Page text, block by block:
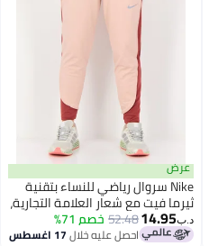
عرض
Nike سروال رياضي للنساء بتقنية
ثيرما فيت مع شعار العلامة التجارية،
ورديد.ب‏14.95
52.48خصم 71%
احصل عليه خلال17 اغسطس